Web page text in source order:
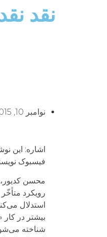
نقد
نوامبر 10, 2015
اشاره: این
فیسبوک
محسن کدیور،
رویکرد
استدلال
بیشتر در کار
شناخته